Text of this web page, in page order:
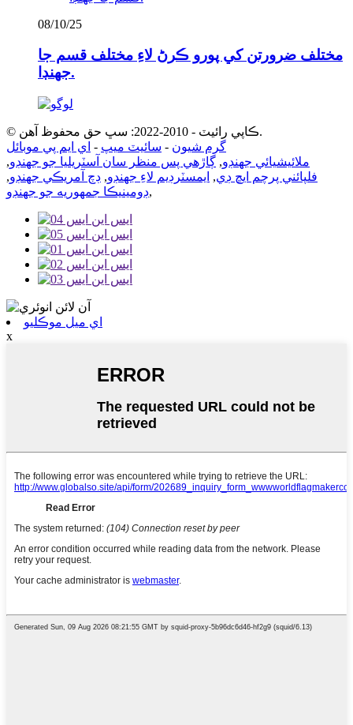
08/10/25
مختلف ضرورتن کي پورو ڪرڻ لاءِ مختلف قسم جا
جهنڊا.
© ڪاپي رائيٽ - 2010-2022: سڀ حق محفوظ آهن.
گرم شيون - سائيٽ ميپ - اي ايم پي موبائل
ملائيشيائي جهنڊو, ڳاڙهي پس منظر سان آسٽريليا جو جهنڊو,
فلپائني پرچم ايڇ ڊي, ايمسٽرڊيم لاءِ جهنڊو, ڊچ آمريڪي جهنڊو,
ڊومينيڪا جمهوريه جو جهنڊو,
اي ميل موڪليو
x